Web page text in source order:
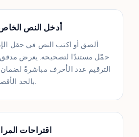
أدخل النص
ألصق أو اكتب النص في حقل
حمّل مستندًا لتصحيحه. يعرض
الترقيم عدد الأحرف مباشرةً لضمان
بالحد الأقصى للنص.
اقتراحات